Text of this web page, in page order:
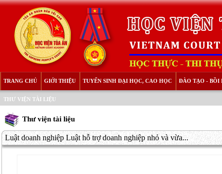
TRANG CHỦ GIỚI THIỆU TUYỂN SINH ĐẠI HỌC, CAO HỌC ĐÀO TẠO - BỒI
THƯ VIỆN TÀI LIỆU
Thư viện tài liệu
Luật doanh nghiệp Luật hỗ trợ doanh nghiệp nhỏ và vừa...